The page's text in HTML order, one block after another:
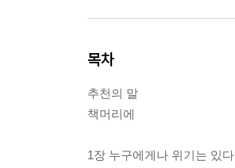
목차
추천의 말
책머리에
1장 누구에게나 위기는 있다